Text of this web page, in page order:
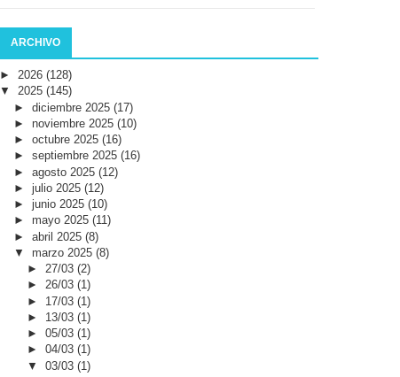
ARCHIVO
► 2026 (128)
▼ 2025 (145)
► diciembre 2025 (17)
► noviembre 2025 (10)
► octubre 2025 (16)
► septiembre 2025 (16)
► agosto 2025 (12)
► julio 2025 (12)
► junio 2025 (10)
► mayo 2025 (11)
► abril 2025 (8)
▼ marzo 2025 (8)
►27/03(2)
►26/03(1)
► 17/03(1)
► 13/03(1)
►05/03(1)
►04/03(1)
▼03/03(1)